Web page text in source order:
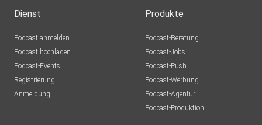
Dienst
Podcast anmelden
Podcast hochladen
Podcast-Events
Registrierung
Anmeldung
Produkte
Podcast-Beratung
Podcast-Jobs
Podcast-Push
Podcast-Werbung
Podcast-Agentur
Podcast-Produktion